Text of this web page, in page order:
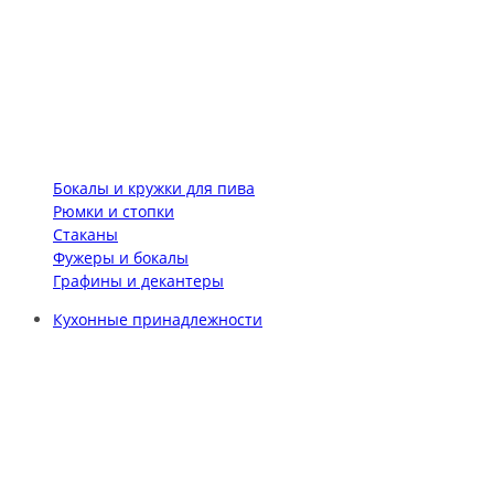
Бокалы и кружки для пива
Рюмки и стопки
Стаканы
Фужеры и бокалы
Графины и декантеры
Кухонные принадлежности